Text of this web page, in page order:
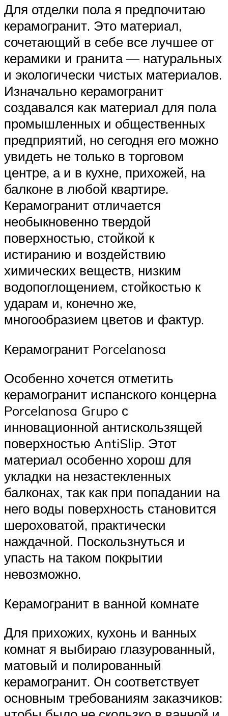
Для отделки пола я предпочитаю
керамогранит. Это материал,
сочетающий в себе все лучшее от
керамики и гранита — натуральных
и экологически чистых материалов.
Изначально керамогранит
создавался как материал для пола
промышленных и общественных
предприятий, но сегодня его можно
увидеть не только в торговом
центре, а и в кухне, прихожей, на
балконе в любой квартире.
Керамогранит отличается
необыкновенно твердой
поверхностью, стойкой к
истиранию и воздействию
химических веществ, низким
водопоглощением, стойкостью к
ударам и, конечно же,
многообразием цветов и фактур.
Керамогранит Porcelanosa
Особенно хочется отметить
керамогранит испанского концерна
Porcelanosa Grupo с
инновационной антискользящей
поверхностью AntiSlip. Этот
материал особенно хорош для
укладки на незастекленных
балконах, так как при попадании на
него воды поверхность становится
шероховатой, практически
наждачной. Поскользнуться и
упасть на таком покрытии
невозможно.
Керамогранит в ванной комнате
Для прихожих, кухонь и ванных
комнат я выбираю глазурованный,
матовый и полированный
керамогранит. Он соответствует
основным требованиям заказчиков: